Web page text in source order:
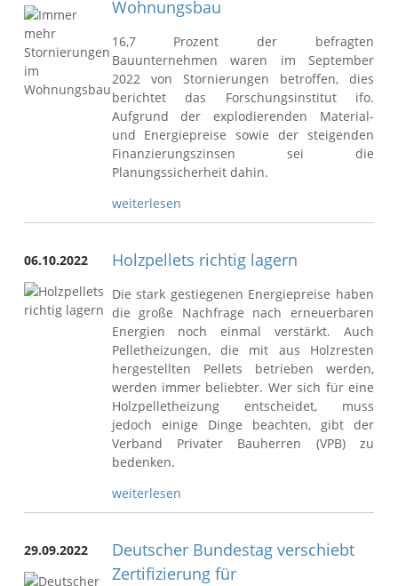
Wohnungsbau
16,7 Prozent der befragten
Bauunternehmen waren im September
2022 von Stornierungen betroffen, dies
berichtet das Forschungsinstitut ifo.
Aufgrund der explodierenden Material-
und Energiepreise sowie der steigenden
Finanzierungszinsen sei die
Planungssicherheit dahin.
weiterlesen
06.10.2022 Holzpellets richtig lagern
Die stark gestiegenen Energiepreise haben
die große Nachfrage nach erneuerbaren
Energien noch einmal verstärkt. Auch
Pelletheizungen, die mit aus Holzresten
hergestellten Pellets betrieben werden,
werden immer beliebter. Wer sich für eine
Holzpelletheizung entscheidet, muss
jedoch einige Dinge beachten, gibt der
Verband Privater Bauherren (VPB) zu
bedenken.
weiterlesen
29.09.2022
Deutscher Bundestag verschiebt
Zertifizierung für